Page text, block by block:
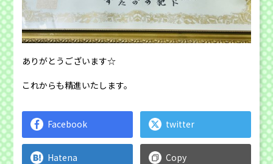
ありがとうございます☆
これからも精進いたします。
Facebook twitter
Hatena Copy